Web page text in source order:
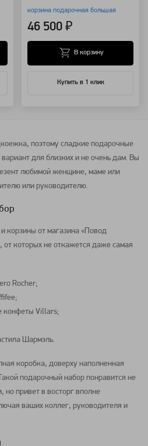
корзина подарочная большая
46 500 ₽
Купить в 1 клик
В корзину
поэтому сладкие подарочные
для близких и не очень дам. Вы
любимой женщине, маме или
или руководителю.
корзины от магазина «Повод
от которых не откажется даже самая
Rocher;
конфеты Villars;
Шармэль.
коробка, доверху наполненная
подарочный набор понравится не
но привет в восторг вполне
ваших коллег, руководителя и